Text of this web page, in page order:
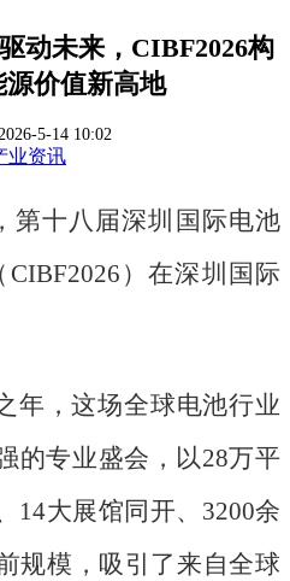
动未来，CIBF2026构
价值新高地
2026-5-14 10:02
业资讯
第十八届深圳国际电池
）在深圳国际
年，这场全球电池行业
的专业盛会，以28万平
14大展馆同开、3200余
规模，吸引了来自全球